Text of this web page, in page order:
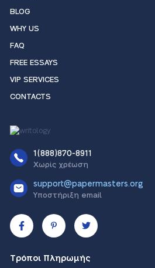
BLOG
WHY US
FAQ
FREE ESSAYS
VIP SERVICES
CONTACTS
1(888)870-8911
Χωρίς χρέωση
support@papermasters.org
Υποστήριξη email
Τρόποι Πληρωμής